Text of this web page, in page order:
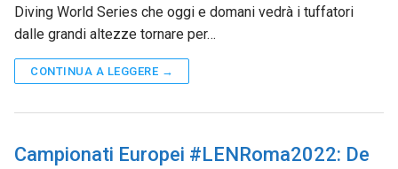
Diving World Series che oggi e domani vedrà i tuffatori
dalle grandi altezze tornare per…
CONTINUA A LEGGERE →
Campionati Europei #LENRoma2022: De